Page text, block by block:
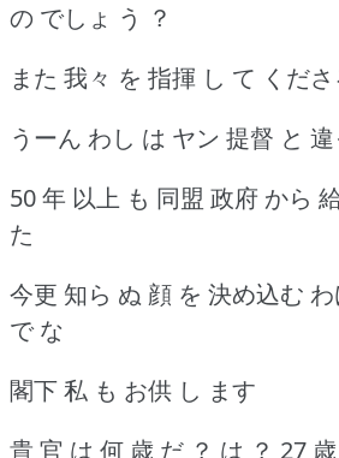
の でしょ う ？
また 我々 を 指揮 し て くだ
うーん わし は ヤン 提督 と
50 年 以上 も 同盟 政府 から
た
今更 知ら ぬ 顔 を 決め込む
で な
閣下 私 も お供 し ます
貴 官 は 何 歳 だ ？ は ？ 27